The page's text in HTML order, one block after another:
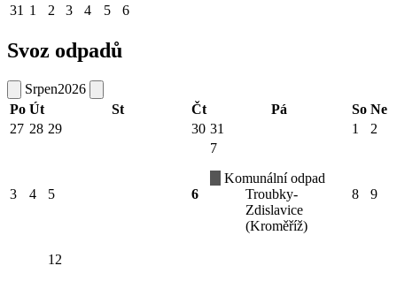
31 1 2 3 4 5 6
Svoz odpadů
Srpen2026
Po Út St Čt Pá So Ne
27 28 29 30 31 1 2
3 4 5 6
7
Komunální odpad
Troubky-
Zdislavice
(Kroměříž)
8 9
12